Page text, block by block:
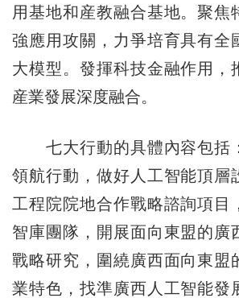
用基地和産教融合基地。聚焦
強應用攻關，力爭培育具有全
大模型。發揮科技金融作用，
産業發展深度融合。
七大行動的具體內容包括
領航行動，做好人工智能頂層
工程院院地合作戰略諮詢項目
智庫團隊，開展面向東盟的廣
戰略研究，圍繞廣西面向東盟
業特色，找準廣西人工智能發